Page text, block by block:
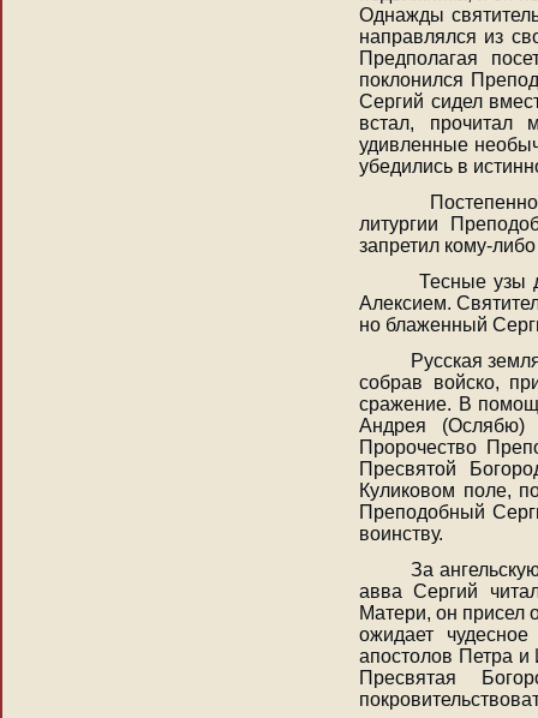
Однажды
направлялся из
Предполагая
поклонился
Сергий сидел
встал, прочитал
удивленные
убедились в
Постепенно
литургии
запретил кому-
Тесные узы
Алексием.
но блаженный
Русская земля
собрав войско,
сражение. В
Андрея (Ослябю)
Пророчество
Пресвятой
Куликовом поле,
Преподобный
воинству.
За ангельскую
авва Сергий
Матери, он присел
ожидает
апостолов Петра
Пресвятая